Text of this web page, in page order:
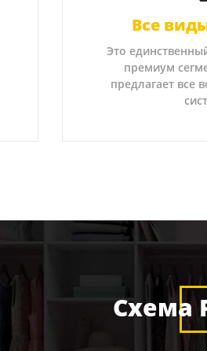
Все
Это
премиум
предлагает все
Схема